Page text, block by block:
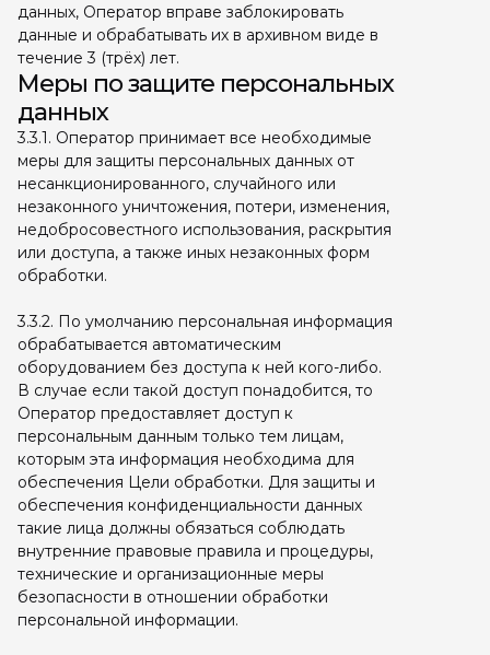
данных, Оператор вправе заблокировать
данные и обрабатывать их в архивном виде в
течение 3 (трёх) лет.
Меры по защите персональных
данных
3.3.1. Оператор принимает все необходимые
меры для защиты персональных данных от
несанкционированного, случайного или
незаконного уничтожения, потери, изменения,
недобросовестного использования, раскрытия
или доступа, а также иных незаконных форм
обработки.
3.3.2. По умолчанию персональная информация
обрабатывается автоматическим
оборудованием без доступа к ней кого-либо.
В случае если такой доступ понадобится, то
Оператор предоставляет доступ к
персональным данным только тем лицам,
которым эта информация необходима для
обеспечения Цели обработки. Для защиты и
обеспечения конфиденциальности данных
такие лица должны обязаться соблюдать
внутренние правовые правила и процедуры,
технические и организационные меры
безопасности в отношении обработки
персональной информации.